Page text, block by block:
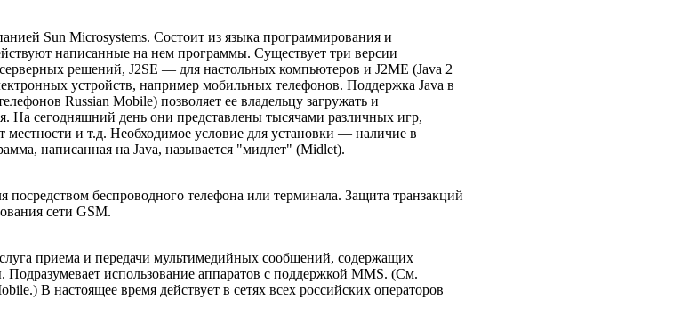
Sun Microsystems. Состоит из языка программирования и
написанные на нем программы. Существует три версии
решений, J2SE — для настольных компьютеров и J2ME (Java 2
устройств, например мобильных телефонов. Поддержка Java в
Russian Mobile) позволяет ее владельцу загружать и
На сегодняшний день они представлены тысячами различных игр,
местности и т.д. Необходимое условие для установки — наличие в
написанная на Java, называется "мидлет" (Midlet).
беспроводного телефона или терминала. Защита транзакций
сети GSM.
приема и передачи мультимедийных сообщений, содержащих
использование аппаратов с поддержкой MMS. (См.
В настоящее время действует в сетях всех российских операторов